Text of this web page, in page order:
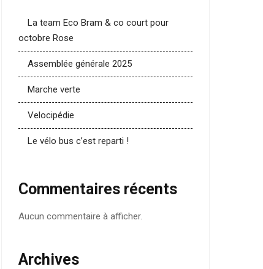
La team Eco Bram & co court pour
octobre Rose
Assemblée générale 2025
Marche verte
Velocipédie
Le vélo bus c’est reparti !
Commentaires récents
Aucun commentaire à afficher.
Archives